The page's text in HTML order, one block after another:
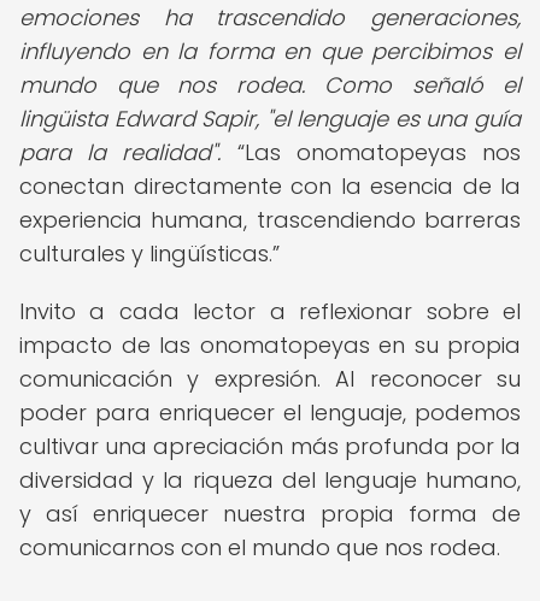
emociones ha trascendido generaciones,
influyendo en la forma en que percibimos el
mundo que nos rodea. Como señaló el
lingüista Edward Sapir, "el lenguaje es una guía
para la realidad".
Las onomatopeyas nos
conectan directamente con la esencia de la
experiencia humana, trascendiendo barreras
culturales y lingüísticas.
Invito a cada lector a reflexionar sobre el
impacto de las onomatopeyas en su propia
comunicación y expresión. Al reconocer su
poder para enriquecer el lenguaje, podemos
cultivar una apreciación más profunda por la
diversidad y la riqueza del lenguaje humano,
y así enriquecer nuestra propia forma de
comunicarnos con el mundo que nos rodea.